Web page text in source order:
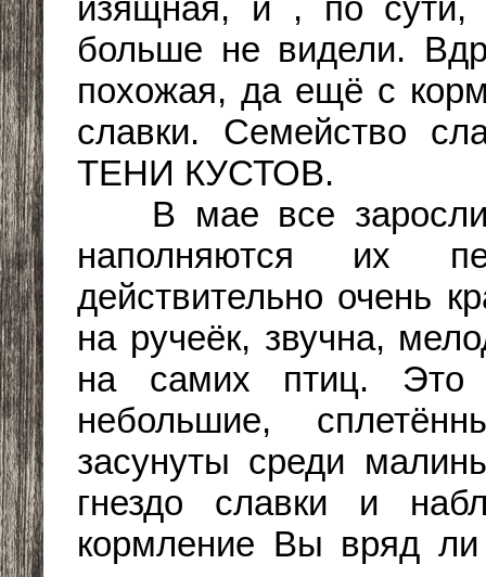
изящная, и , по сути,
больше не видели.
похожая, да ещё с
славки. Семейство
ТЕНИ КУСТОВ.
В мае все заросли
наполняются их
действительно очень
на ручеёк, звучна,
на самих птиц. Это
небольшие,
засунуты среди
гнездо славки и
кормление Вы вряд ли